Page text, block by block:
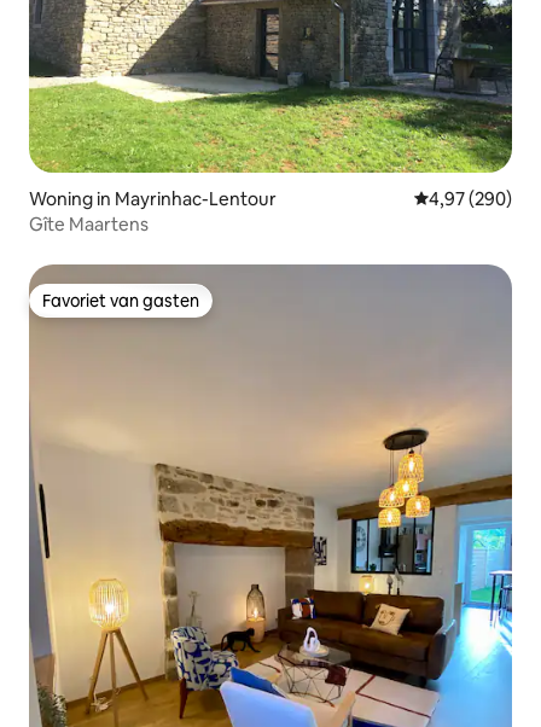
Woning in Mayrinhac-Lentour Gemiddelde
4,97 (290)
Gîte Maartens
Favoriet van gasten
Favoriet van gasten